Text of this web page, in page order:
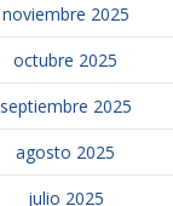
noviembre 2025
octubre 2025
septiembre 2025
agosto 2025
julio 2025